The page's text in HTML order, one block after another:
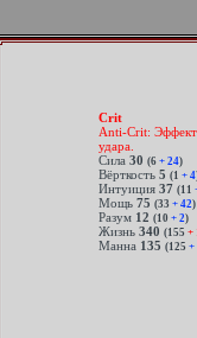
Crit
Anti-Crit:
удара.
Сила 30 (6+ 24)
Вёрткость 5 (1 + 4
Интуиция 37 (11
Мощь 75 (33 + 42)
Разум 12 (10 + 2)
Жизнь 340 (155 +
Манна 135 (125 +